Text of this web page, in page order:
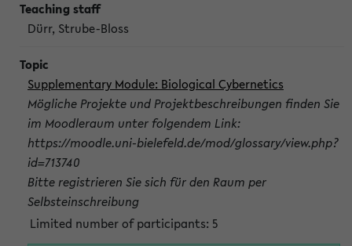
Dürr, Strube-Bloss
Supplementary Module: Biological Cybernetics
Mögliche Projekte und Projektbeschreibungen finden Sie
im Moodleraum unter folgendem Link:
https://moodle.uni-bielefeld.de/mod/glossary/view.php?
id=713740
Bitte registrieren Sie sich für den Raum per
Selbsteinschreibung
Limited number of participants: 5